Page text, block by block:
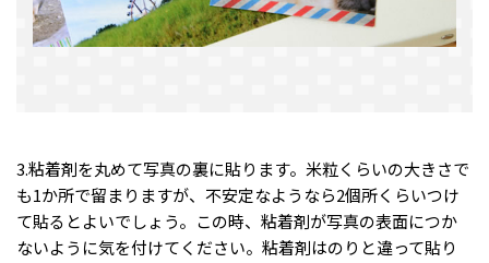
3.粘着剤を丸めて写真の裏に貼ります。米粒くらいの大きさで
も1か所で留まりますが、不安定なようなら2個所くらいつけ
て貼るとよいでしょう。この時、粘着剤が写真の表面につか
ないように気を付けてください。粘着剤はのりと違って貼り